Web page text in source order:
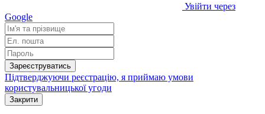
Увійти через
Google
Зареєструватись
Підтверджуючи реєстрацію, я приймаю умови
користувальницької угоди
Закрити